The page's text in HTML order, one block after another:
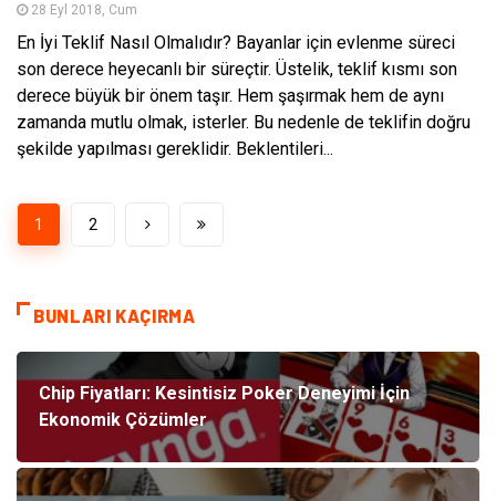
28 Eyl 2018, Cum
En İyi Teklif Nasıl Olmalıdır? Bayanlar için evlenme süreci
son derece heyecanlı bir süreçtir. Üstelik, teklif kısmı son
derece büyük bir önem taşır. Hem şaşırmak hem de aynı
zamanda mutlu olmak, isterler. Bu nedenle de teklifin doğru
şekilde yapılması gereklidir. Beklentileri...
1 2
BUNLARI KAÇIRMA
Chip Fiyatları: Kesintisiz Poker Deneyimi İçin
Ekonomik Çözümler